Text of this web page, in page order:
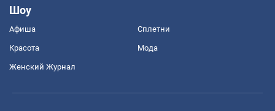
Шоу
Афиша Сплетни
Красота Мода
Женский Журнал